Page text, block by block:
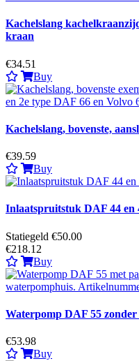
Kachelslang
kraan
€34.51
Buy
Kachelslang, bovenste,
€39.59
Buy
Inlaatspruitstuk DAF 44 en
Statiegeld €50.00
€218.12
Buy
Waterpomp DAF 55
€53.98
Buy